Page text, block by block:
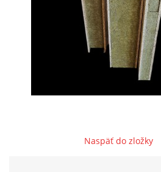
PREČO TÁTO IZOLAČNÁ DOSKA
© 2026 eStránky.sk
Naspäť do zložky